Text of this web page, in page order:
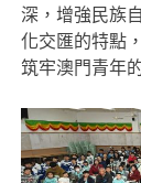
深，增強民族
化交匯的特點
筑牢澳門青年